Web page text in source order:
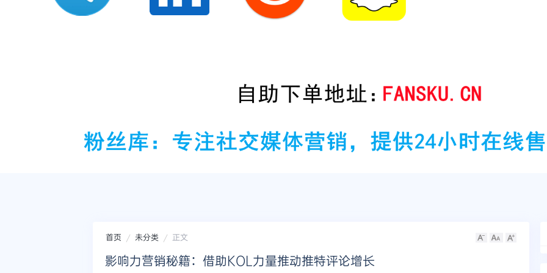
首页 未分类 正文
影响力营销秘籍：借助KOL力量推动推特评论增长